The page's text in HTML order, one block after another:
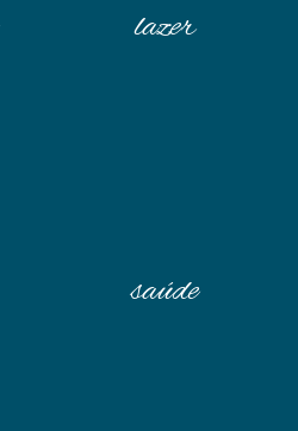
lazer
saúde